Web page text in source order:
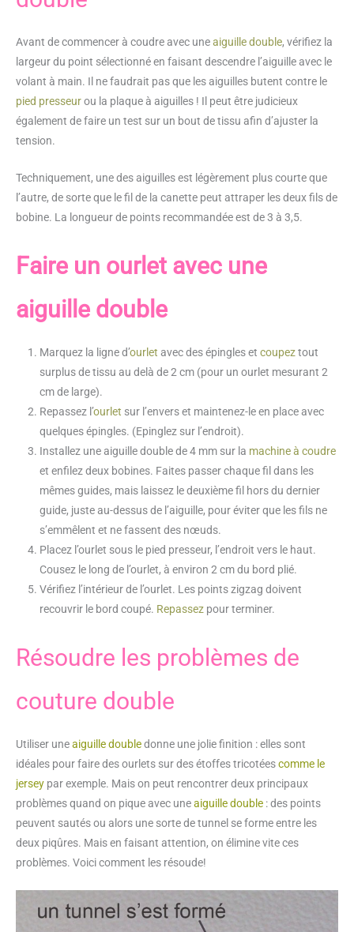
Avant de commencer à coudre avec uneaiguille double, vérifiez la
largeur du point sélectionné en faisant descendre l’aiguille avec le
volant à main. Il ne faudrait pas que les aiguilles butent contre le
pied presseurou la plaque à aiguilles ! Il peut être judicieux
également de faire un test sur un bout de tissu afin d’ajuster la
tension.
Techniquement, une des aiguilles est légèrement plus courte que
l’autre, de sorte que le fil de la canette peut attraper les deux fils de
bobine. La longueur de points recommandée est de 3 à 3,5.
Faire un ourlet avec une
aiguille double
Marquez la ligne d’ourlet avec des épingles et coupeztout
surplus de tissu au delà de 2 cm (pour un ourlet mesurant 2
cm de large).
Repassez l’ourlet sur l’envers et maintenez-le en place avec
quelques épingles. (Epinglez sur l’endroit).
Installez une aiguille double de 4 mm sur la machine à coudre
et enfilez deux bobines. Faites passer chaque fil dans les
mêmes guides, mais laissez le deuxième fil hors du dernier
guide, juste au-dessus de l’aiguille, pour éviter que les fils ne
s’emmêlent et ne fassent des nœuds.
Placez l’ourlet sous le pied presseur, l’endroit vers le haut.
Cousez le long de l’ourlet, à environ 2 cm du bord plié.
Vérifiez l’intérieur de l’ourlet. Les points zigzag doivent
recouvrir le bord coupé. Repassez pour terminer.
Résoudre les problèmes de
couture double
Utiliser uneaiguille doubledonne une jolie finition : elles sont
idéales pour faire des ourlets sur des étoffes tricotéescomme le
jersey par exemple. Mais on peut rencontrer deux principaux
problèmes quand on pique avec uneaiguille double : des points
peuvent sautés ou alors une sorte de tunnel se forme entre les
deux piqûres. Mais en faisant attention, on élimine vite ces
problèmes. Voici comment les résoude!